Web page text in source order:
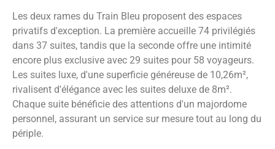
Les deux rames du Train Bleu proposent des espaces
privatifs d'exception. La première accueille 74 privilégiés
dans 37 suites, tandis que la seconde offre une intimité
encore plus exclusive avec 29 suites pour 58 voyageurs.
Les suites luxe, d'une superficie généreuse de 10,26m²,
rivalisent d'élégance avec les suites deluxe de 8m².
Chaque suite bénéficie des attentions d'un majordome
personnel, assurant un service sur mesure tout au long du
périple.